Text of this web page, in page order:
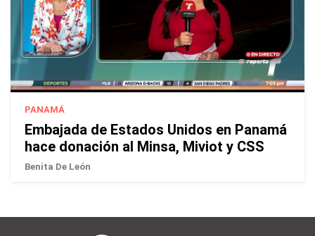
PANAMÁ
Embajada de Estados Unidos en Panamá
hace donación al Minsa, Miviot y CSS
Benita De León